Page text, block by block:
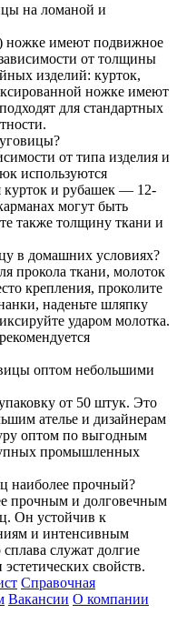
на ломаной и
ножке имеют подвижное
от толщины
изделий: курток,
ножке имеют
для стандартных
от типа изделия и
используются
и рубашек — 12-
могут быть
также толщину ткани и
в домашних условиях?
прокола ткани, молоток
крепления, проколите
наденьте шляпку
ударом молотка.
оптом небольшими
от 50 штук. Это
ателье и дизайнерам
оптом по выгодным
промышленных
наиболее прочный?
прочным и долговечным
Он устойчив к
и интенсивным
служат долгие
свойств.
Справочная
Вакансии О компании